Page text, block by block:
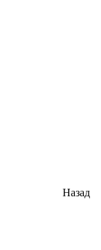
Назад